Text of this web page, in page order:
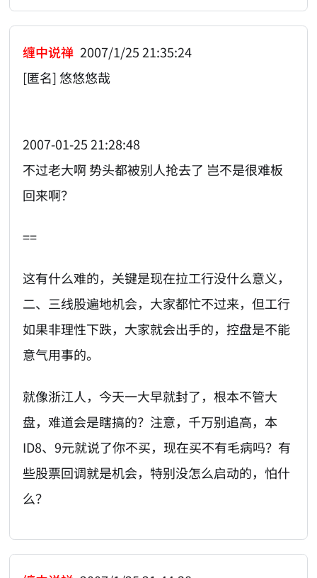
缠中说禅 2007/1/25 21:35:24
[匿名] 悠悠悠哉
2007-01-25 21:28:48
不过老大啊 势头都被别人抢去了 岂不是很难板
回来啊？
==
这有什么难的，关键是现在拉工行没什么意义，
二、三线股遍地机会，大家都忙不过来，但工行
如果非理性下跌，大家就会出手的，控盘是不能
意气用事的。
就像浙江人，今天一大早就封了，根本不管大
盘，难道会是瞎搞的？注意，千万别追高，本
ID8、9元就说了你不买，现在买不有毛病吗？有
些股票回调就是机会，特别没怎么启动的，怕什
么？